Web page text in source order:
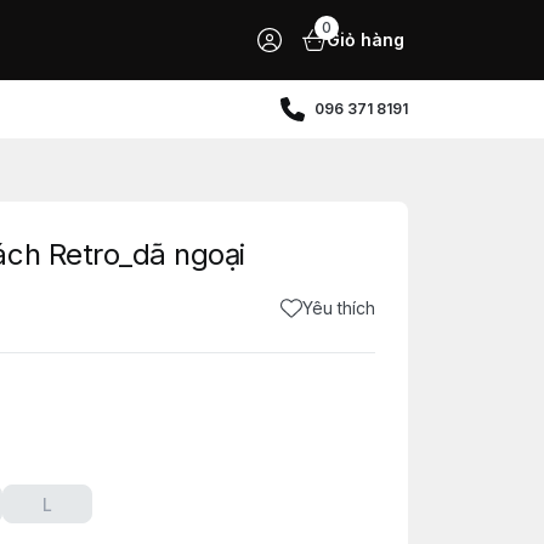
0
Giỏ hàng
096 371 8191
Retro_dã ngoại
Yêu thích
L